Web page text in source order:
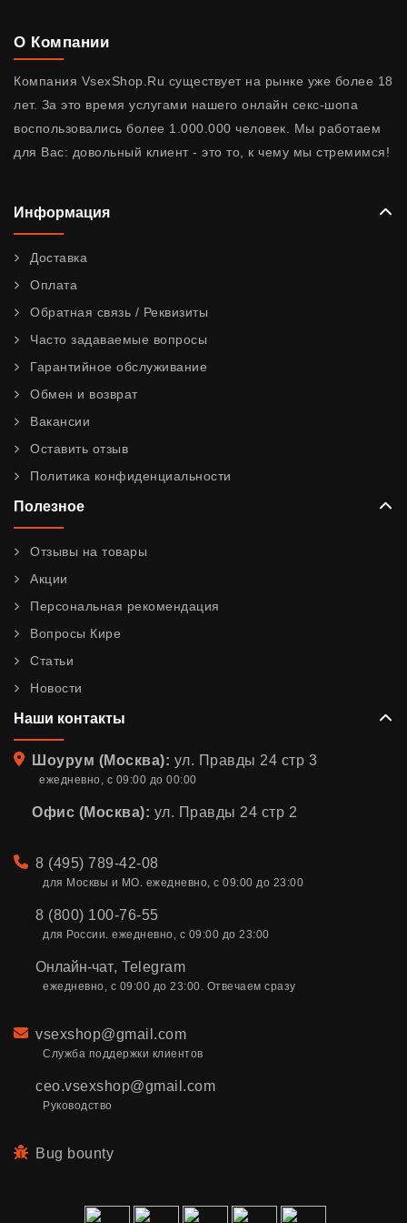
О Компании
Компания VsexShop.Ru существует на рынке уже более 18
лет. За это время услугами нашего онлайн секс-шопа
воспользовались более 1.000.000 человек. Мы работаем
для Вас: довольный клиент - это то, к чему мы стремимся!
Информация
Доставка
Оплата
Обратная связь / Реквизиты
Часто задаваемые вопросы
Гарантийное обслуживание
Обмен и возврат
Вакансии
Оставить отзыв
Политика конфиденциальности
Полезное
Отзывы на товары
Акции
Персональная рекомендация
Вопросы Кире
Статьи
Новости
Наши контакты
Адрес
Шоурум (Москва): ул. Правды 24 стр 3
ежедневно, с 09:00 до 00:00
Офис (Москва): ул. Правды 24 стр 2
Телефон
8 (495) 789-42-08
для Москвы и МО. ежедневно, с 09:00 до 23:00
8 (800) 100-76-55
для России. ежедневно, с 09:00 до 23:00
Онлайн-чат, Telegram
ежедневно, с 09:00 до 23:00. Отвечаем сразу
Email
vsexshop@gmail.com
Служба поддержки клиентов
ceo.vsexshop@gmail.com
Руководство
Bug bounty